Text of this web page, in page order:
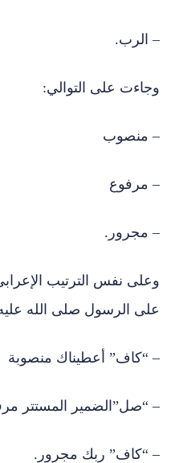
– الرب.
وجاءت على التوالي:
– منصوب
– مرفوع
– مجرور.
وعلى نفس الترتيب
على الرسول صلى الله
– “كاف” أعطيناك منصوبة
– “صل”الضمير المستتر
– “كاف” ربك مجرور.